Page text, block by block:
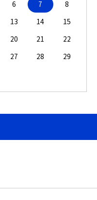
6 7
8
13 14
15
20 21
22
27 28
29